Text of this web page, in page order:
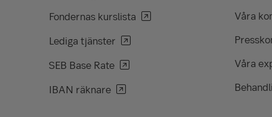
Fondernas kurslista
Lediga tjänster
SEB Base Rate
IBAN räknare
Våra
Våra